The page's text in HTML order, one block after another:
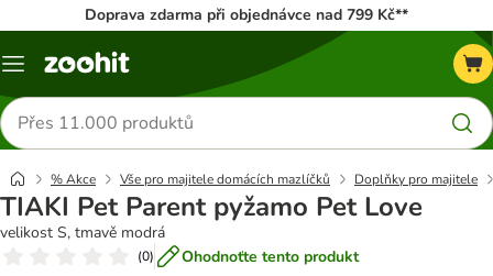
Doprava zdarma při objednávce nad 799 Kč**
Menu
Hledat
produkty
% Akce Vše pro majitele domácích mazlíčků Doplňky pro majitele
TIAKI Pet Parent pyžamo Pet Love
velikost S, tmavě modrá
(0) Ohodnoťte tento produkt